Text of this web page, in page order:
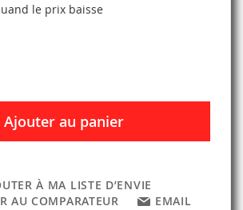
le prix baisse
Ajouter au panier
À MA LISTE D’ENVIE
AU COMPARATEUR
EMAIL